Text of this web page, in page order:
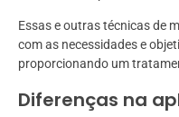
Essas e outras técnicas de
com as necessidades e
proporcionando um
Diferenças na